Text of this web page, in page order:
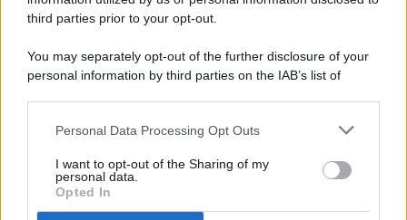
third parties prior to your opt-out.
You may separately opt-out of the further disclosure of your
personal information by third parties on the IAB’s list of
This information may also be disclosed by us to third parties
disclose it to other third parties.
Personal Data Processing Opt Outs
I want to opt-out of the Sharing of my
personal data.
Opted In
PREFERENZE PRIVACY